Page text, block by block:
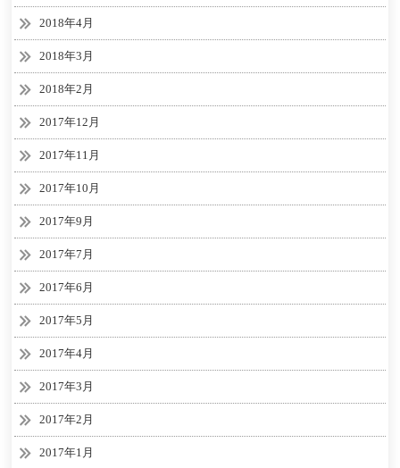
2018年4月
2018年3月
2018年2月
2017年12月
2017年11月
2017年10月
2017年9月
2017年7月
2017年6月
2017年5月
2017年4月
2017年3月
2017年2月
2017年1月